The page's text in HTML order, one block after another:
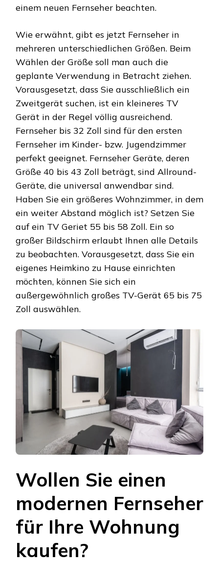
einem neuen Fernseher beachten.
Wie erwähnt, gibt es jetzt Fernseher in
mehreren unterschiedlichen Größen. Beim
Wählen der Größe soll man auch die
geplante Verwendung in Betracht ziehen.
Vorausgesetzt, dass Sie ausschließlich ein
Zweitgerät suchen, ist ein kleineres TV
Gerät in der Regel völlig ausreichend.
Fernseher bis 32 Zoll sind für den ersten
Fernseher im Kinder- bzw. Jugendzimmer
perfekt geeignet. Fernseher Geräte, deren
Größe 40 bis 43 Zoll beträgt, sind Allround-
Geräte, die universal anwendbar sind.
Haben Sie ein größeres Wohnzimmer, in dem
ein weiter Abstand möglich ist? Setzen Sie
auf ein TV Geriet 55 bis 58 Zoll. Ein so
großer Bildschirm erlaubt Ihnen alle Details
zu beobachten. Vorausgesetzt, dass Sie ein
eigenes Heimkino zu Hause einrichten
möchten, können Sie sich ein
außergewöhnlich großes TV-Gerät 65 bis 75
Zoll auswählen.
Wollen Sie einen
modernen Fernseher
für Ihre Wohnung
kaufen?